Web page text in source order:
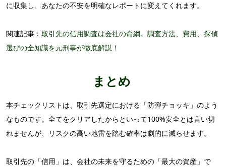
に収集し、あなたの不安を明確なレポートに変えてくれます。
関連記事： 取引先の信用調査は会社の命綱。調査方法、費用、探偵
選びの全知識を元刑事が徹底解説！
まとめ
本チェックリストは、取引先選定における「防弾チョッキ」のよう
なものです。全てをクリアしたからといって100%安全とは言い切
れませんが、リスクの高い地雷を踏む確率は劇的に減らせます。
取引先の「信用」 は、会社の未来を守るための 「最大の資産」で